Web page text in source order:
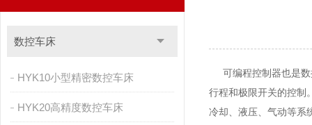
数控车床
HYK10小型精密数控车床
HYK20高精度数控车床
可编程控制器也是数
行程和极限开关的控制
冷却、液压、气动等系